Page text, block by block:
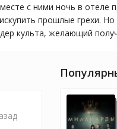
с ними ночь в отеле
прошлые грехи. Но
культа, желающий